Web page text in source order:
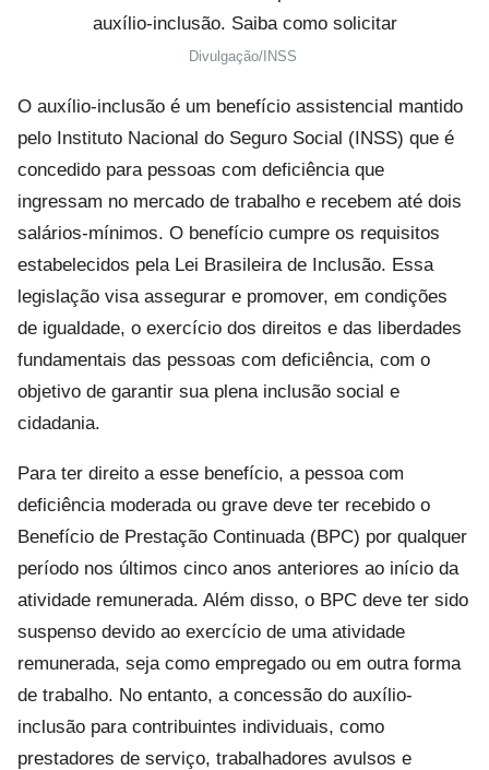
Divulgação/INSS
O auxílio-inclusão é um benefício assistencial mantido
pelo Instituto Nacional do Seguro Social (INSS) que é
concedido para pessoas com deficiência que
ingressam no mercado de trabalho e recebem até dois
salários-mínimos. O benefício cumpre os requisitos
estabelecidos pela Lei Brasileira de Inclusão. Essa
legislação visa assegurar e promover, em condições
de igualdade, o exercício dos direitos e das liberdades
fundamentais das pessoas com deficiência, com o
objetivo de garantir sua plena inclusão social e
cidadania.
Para ter direito a esse benefício, a pessoa com
deficiência moderada ou grave deve ter recebido o
Benefício de Prestação Continuada (BPC) por qualquer
período nos últimos cinco anos anteriores ao início da
atividade remunerada. Além disso, o BPC deve ter sido
suspenso devido ao exercício de uma atividade
remunerada, seja como empregado ou em outra forma
de trabalho. No entanto, a concessão do auxílio-
inclusão para contribuintes individuais, como
prestadores de serviço, trabalhadores avulsos e